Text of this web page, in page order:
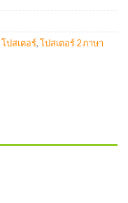
โปสเตอร์,โปสเตอร์ 2 ภาษา